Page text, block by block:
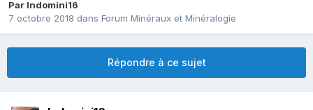
Par Indomini16
7 octobre 2018 dans Forum Minéraux et Minéralogie
Répondre à ce sujet